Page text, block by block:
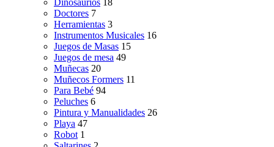
Dinosaurios 18
Doctores 7
Herramientas 3
Instrumentos Musicales 16
Juegos de Masas 15
Juegos de mesa 49
Muñecas 20
Muñecos Formers 11
Para Bebé 94
Peluches 6
Pintura y Manualidades 26
Playa 47
Robot 1